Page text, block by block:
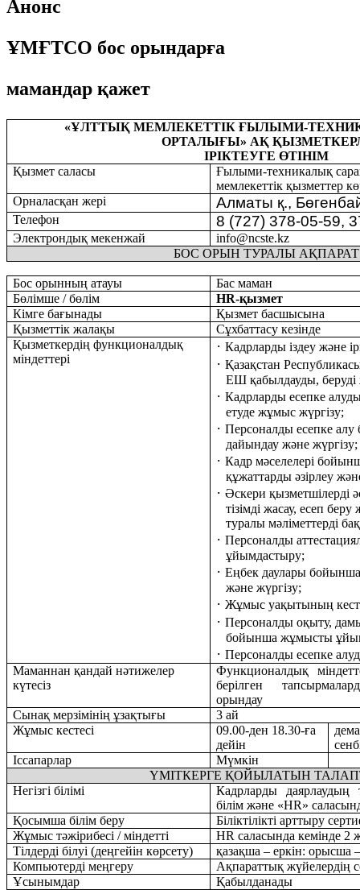
Анонс
ҰМҒТСО бос орындарға
мамандар қажет
«ҰЛТТЫҚ МЕМЛЕКЕТТІК ҒЫЛЫМИ-
ОРТАЛЫҒЫ» АҚ
ІРІКТЕУГЕ ӨТІНІМ
Қызмет саласы
Ғылыми-техникалық
мемлекеттік қызметтер
Орналасқан жері
Алматы қ.,
Телефон 8 (727) 378-05-59,
Электрондық мекенжай info@ncste.kz
БОС ОРЫН ТУРАЛЫ АҚПАРАТ
Бос орынның атауы
Бас маман
Бөлімше / бөлім
HR-қызмет
Кімге бағынады
Қызмет басшысына
Қызметтік жалақы
Сұхбаттасу кезінде
Қызметкердің функционалдық
міндеттері
· Кадрларды іздеу және
· Қазақстан
ЕШ қабылдауды, беруді
· Кадрларды есепке
етуде жұмыс жүргізу;
· Персоналды есепке алу
дайындау және жүргізу;
· Кадр мәселелері
құжаттарды әзірлеу
· Әскери қызметшілерді
тізімді жасау, есеп
туралы мәліметтерді
· Персоналды
ұйымдастыру;
· Еңбек даулары
және жүргізу;
· Жұмыс уақытының
· Персоналды оқыту,
бойынша жұмысты
· Персоналды есепке
Маманнан қандай нәтижелер
күтесіз
Функционалдық
берілген
орындау
Сынақ мерзімінің ұзақтығы
3 ай
Жұмыс кестесі
09.00-ден 18.30-ға
дейін
Іссапарлар
Мүмкін
ҮМІТКЕРГЕ ҚОЙЫЛАТЫН
Негізгі білімі
Кадрларды даярлаудың
білім және «HR»
Қосымша білім беру
Біліктілікті арттыру
Жұмыс тәжірибесі / міндетті
HR саласында кемінде 2
Тілдерді білуі (деңгейін көрсету)
қазақша – еркін:орысша
Компьютерді меңгеру
Ақпараттық жүйелердің
Ұсынымдар
Қабылданады